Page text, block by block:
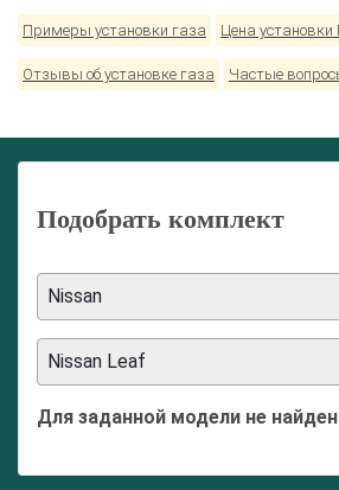
Примеры установки газа Цена установки
Отзывы об установке газа Частые
Подобрать комплект
Nissan
Nissan Leaf
Для заданной модели не